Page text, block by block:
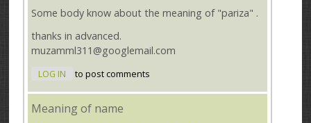
Some body know about the meaning of "pariza" .
thanks in advanced.
muzamml311@googlemail.com
LOG IN to post comments
Meaning of name